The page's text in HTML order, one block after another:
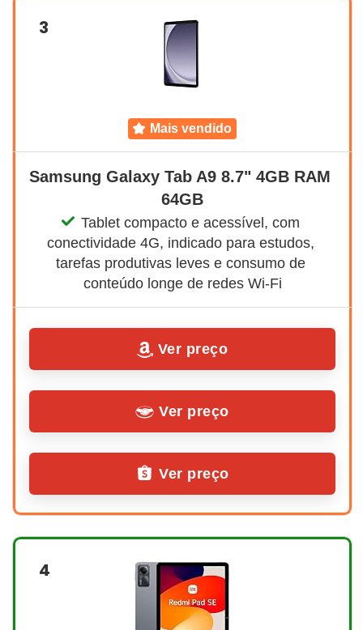
3
mais vendido
Samsung Galaxy Tab A9 8.7" 4GB RAM
64GB
Tablet compacto e acessível, com
conectividade 4G, indicado para estudos,
tarefas produtivas leves e consumo de
conteúdo longe de redes Wi-Fi
Ver preço
Ver preço
Ver preço
4